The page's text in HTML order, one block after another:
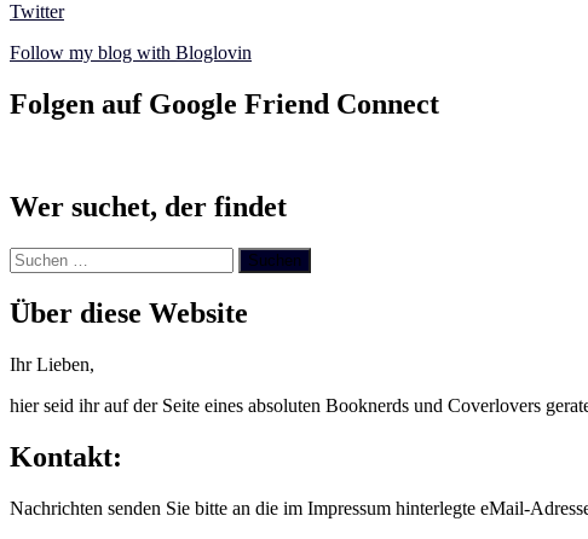
Twitter
Follow my blog with Bloglovin
Folgen auf Google Friend Connect
Wer suchet, der findet
Suchen
nach:
Über diese Website
Ihr Lieben,
hier seid ihr auf der Seite eines absoluten Booknerds und Coverlovers
Kontakt:
Nachrichten senden Sie bitte an die im Impressum hinterlegte eMail-